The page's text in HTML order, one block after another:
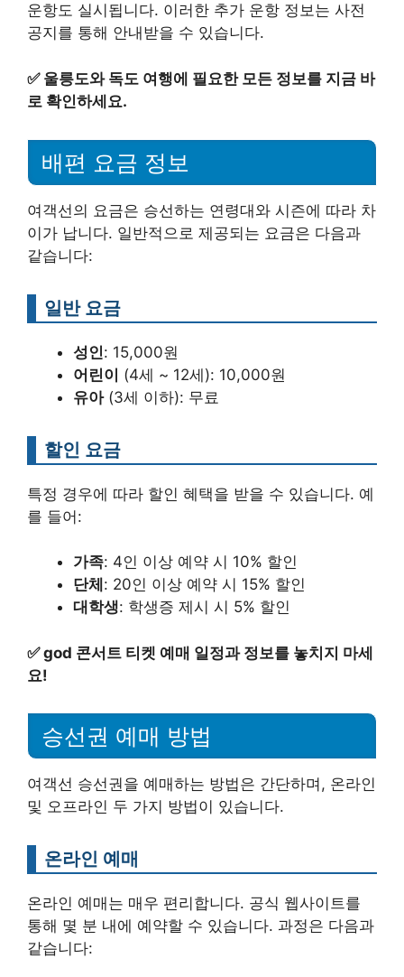
운항도 실시됩니다. 이러한 추가 운항 정보는 사전
공지를 통해 안내받을 수 있습니다.
✅ 울릉도와 독도 여행에 필요한 모든 정보를 지금 바
로 확인하세요.
배편 요금 정보
여객선의 요금은 승선하는 연령대와 시즌에 따라 차
이가 납니다. 일반적으로 제공되는 요금은 다음과
같습니다:
일반 요금
성인: 15,000원
어린이 (4세 ~ 12세): 10,000원
유아(3세 이하): 무료
할인 요금
특정 경우에 따라 할인 혜택을 받을 수 있습니다. 예
를 들어:
가족: 4인 이상 예약 시 10% 할인
단체 : 20인 이상 예약 시 15% 할인
대학생: 학생증 제시 시 5% 할인
✅god 콘서트 티켓 예매 일정과 정보를 놓치지 마세
요!
승선권 예매 방법
여객선 승선권을 예매하는 방법은 간단하며, 온라인
및 오프라인 두 가지 방법이 있습니다.
온라인 예매
온라인 예매는 매우 편리합니다. 공식 웹사이트를
통해 몇 분 내에 예약할 수 있습니다. 과정은 다음과
같습니다: